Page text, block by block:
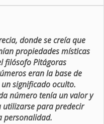
donde se creía que
propiedades místicas
filósofo Pitágoras
eran la base de
significado oculto.
número tenía un valor y
utilizarse para predecir
personalidad.